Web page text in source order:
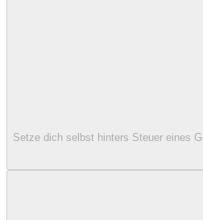
Setze dich selbst hinters Steuer eines